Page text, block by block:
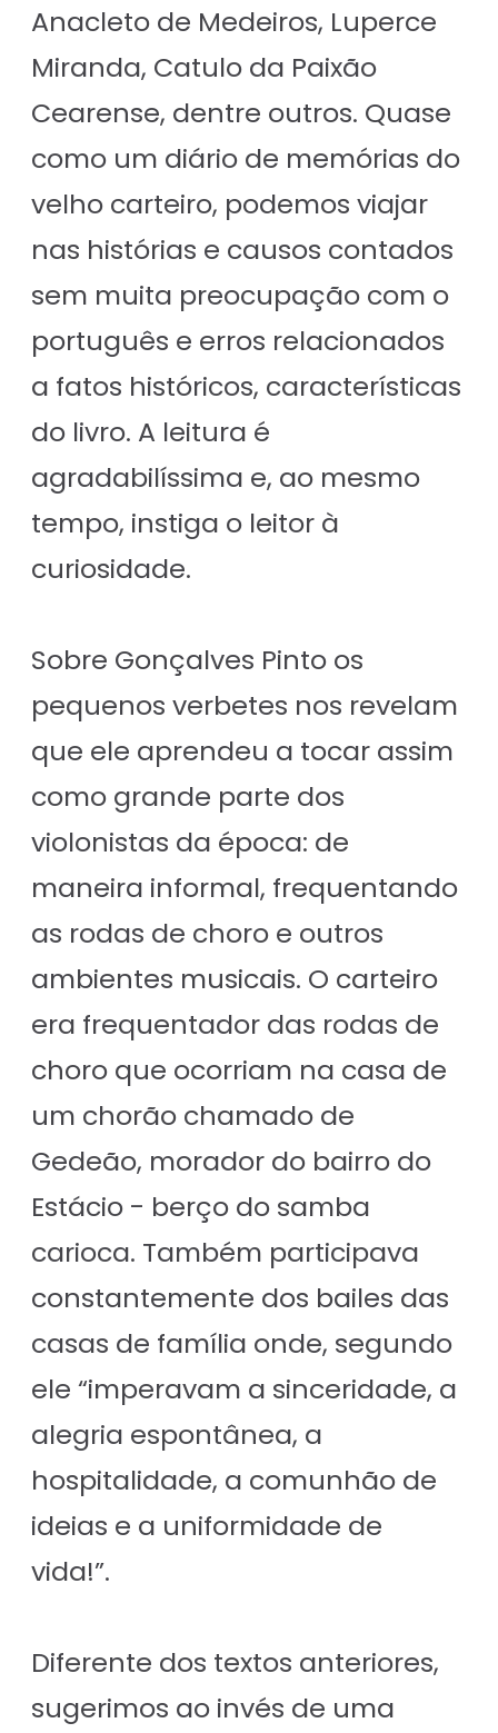
Anacleto de Medeiros, Luperce
Miranda, Catulo da Paixão
Cearense, dentre outros. Quase
como um diário de memórias do
velho carteiro, podemos viajar
nas histórias e causos contados
sem muita preocupação com o
português e erros relacionados
a fatos históricos, características
do livro. A leitura é
agradabilíssima e, ao mesmo
tempo, instiga o leitor à
curiosidade.
Sobre Gonçalves Pinto os
pequenos verbetes nos revelam
que ele aprendeu a tocar assim
como grande parte dos
violonistas da época: de
maneira informal, frequentando
as rodas de choro e outros
ambientes musicais. O carteiro
era frequentador das rodas de
choro que ocorriam na casa de
um chorão chamado de
Gedeão, morador do bairro do
Estácio - berço do samba
carioca. Também participava
constantemente dos bailes das
casas de família onde, segundo
ele “imperavam a sinceridade, a
alegria espontânea, a
hospitalidade, a comunhão de
ideias e a uniformidade de
vida!”.
Diferente dos textos anteriores,
sugerimos ao invés de uma